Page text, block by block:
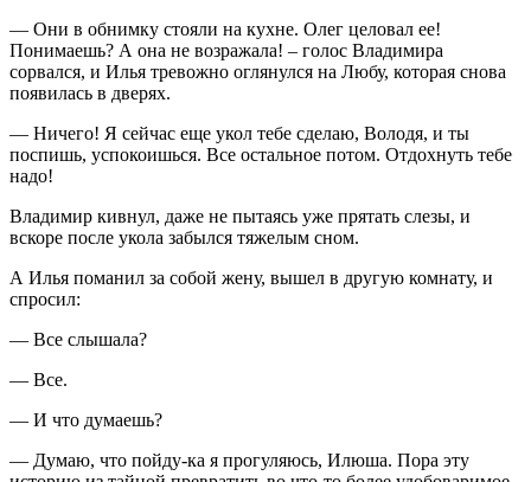
— Они в обнимку стояли на кухне. Олег целовал ее!
Понимаешь? А она не возражала! – голос Владимира
сорвался, и Илья тревожно оглянулся на Любу, которая снова
появилась в дверях.
— Ничего! Я сейчас еще укол тебе сделаю, Володя, и ты
поспишь, успокоишься. Все остальное потом. Отдохнуть тебе
надо!
Владимир кивнул, даже не пытаясь уже прятать слезы, и
вскоре после укола забылся тяжелым сном.
А Илья поманил за собой жену, вышел в другую комнату, и
спросил:
— Все слышала?
— Все.
— И что думаешь?
— Думаю, что пойду-ка я прогуляюсь, Илюша. Пора эту